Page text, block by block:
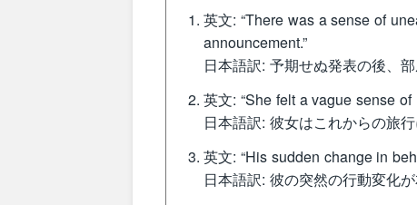
英文: “There was a sense of
announcement.”
日本語訳: 予期せぬ発表の後、
英文: “She felt a vague sense
日本語訳: 彼女はこれからの旅
英文: “His sudden change in
日本語訳: 彼の突然の行動変化